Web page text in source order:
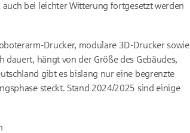
bei leichter Witterung fortgesetzt werden
Drucker, modulare 3D-Drucker sowie
hängt von der Größe des Gebäudes,
gibt es bislang nur eine begrenzte
steckt. Stand 2024/2025 sind einige